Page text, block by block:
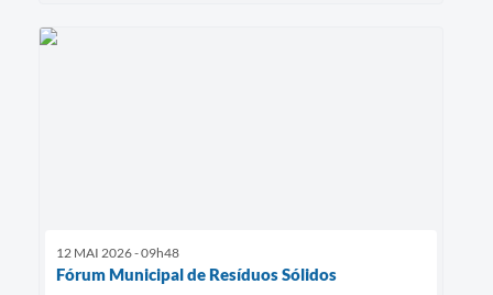
12 MAI 2026 - 09h48
Fórum Municipal de Resíduos Sólidos